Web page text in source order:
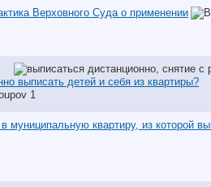
Верховного Суда о применении
выписать детей и себя из квартиры?
1
муниципальную квартиру, из которой